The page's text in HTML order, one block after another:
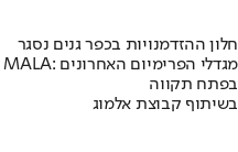
חלון ההזדמנויות בכפר גנים נסגר
בפתח תקווה
בשיתוף קבוצת אלמוג